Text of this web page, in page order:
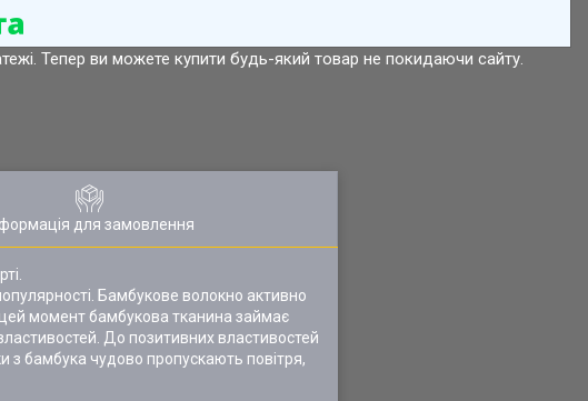
Тепер ви можете купити будь-який товар не покидаючи сайту.
для замовлення
Бамбукове волокно активно
момент бамбукова тканина займає
До позитивних властивостей
з бамбука чудово пропускають повітря,